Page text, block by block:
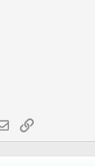
Электронная
Ссылка